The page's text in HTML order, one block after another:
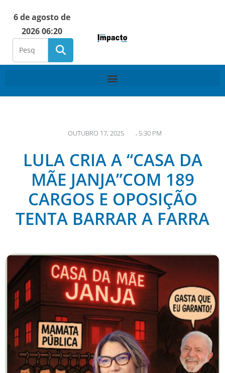
6 de agosto de
2026 06:20
OUTUBRO 17, 2025 , 5:30 PM
LULA CRIA A “CASA DA
MÃE JANJA”COM 189
CARGOS E OPOSIÇÃO
TENTA BARRAR A FARRA